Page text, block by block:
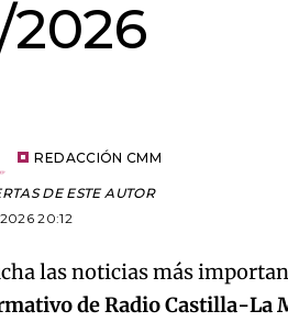
REDACCIÓN CMM
DE ESTE AUTOR
20:12
las noticias más
de Radio Castilla-La